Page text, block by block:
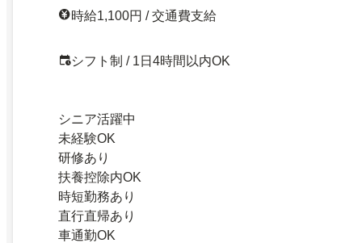
時給1,100円 / 交通費支給
シフト制 / 1日4時間以内OK
シニア活躍中
未経験OK
研修あり
扶養控除内OK
時短勤務あり
直行直帰あり
車通勤OK